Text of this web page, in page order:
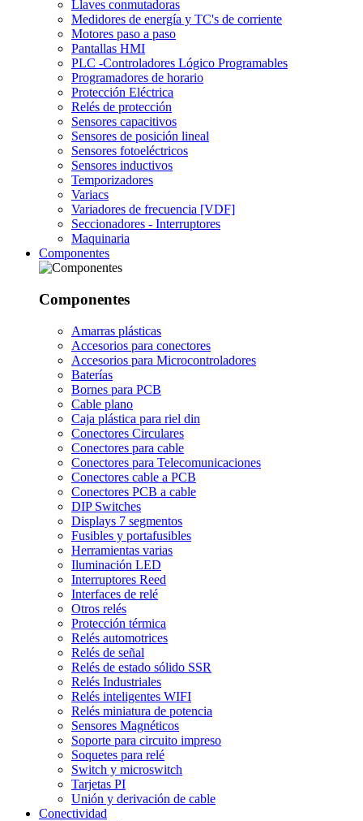
Llaves conmutadoras
Medidores de energía y TC's de corriente
Motores paso a paso
Pantallas HMI
PLC -Controladores Lógico Programables
Programadores de horario
Protección Eléctrica
Relés de protección
Sensores capacitivos
Sensores de posición lineal
Sensores fotoeléctricos
Sensores inductivos
Temporizadores
Variacs
Variadores de frecuencia [VDF]
Seccionadores - Interruptores
Maquinaria
Componentes
Componentes
Amarras plásticas
Accesorios para conectores
Accesorios para Microcontroladores
Baterías
Bornes para PCB
Cable plano
Caja plástica para riel din
Conectores Circulares
Conectores para cable
Conectores para Telecomunicaciones
Conectores cable a PCB
Conectores PCB a cable
DIP Switches
Displays 7 segmentos
Fusibles y portafusibles
Herramientas varias
Iluminación LED
Interruptores Reed
Interfaces de relé
Otros relés
Protección térmica
Relés automotrices
Relés de señal
Relés de estado sólido SSR
Relés Industriales
Relés inteligentes WIFI
Relés miniatura de potencia
Sensores Magnéticos
Soporte para circuito impreso
Soquetes para relé
Switch y microswitch
Tarjetas PI
Unión y derivación de cable
Conectividad